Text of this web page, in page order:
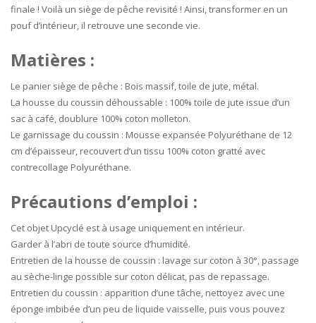
finale ! Voilà un siège de pêche revisité ! Ainsi, transformer en un
pouf d’intérieur, il retrouve une seconde vie.
Matières :
Le panier siège de pêche : Bois massif, toile de jute, métal.
La housse du coussin déhoussable : 100% toile de jute issue d’un
sac à café, doublure 100% coton molleton.
Le garnissage du coussin : Mousse expansée Polyuréthane de 12
cm d’épaisseur, recouvert d’un tissu 100% coton gratté avec
contrecollage Polyuréthane.
Précautions d’emploi :
Cet objet Upcyclé est à usage uniquement en intérieur.
Garder à l’abri de toute source d’humidité.
Entretien de la housse de coussin : lavage sur coton à 30°, passage
au sèche-linge possible sur coton délicat, pas de repassage.
Entretien du coussin : apparition d’une tâche, nettoyez avec une
éponge imbibée d’un peu de liquide vaisselle, puis vous pouvez